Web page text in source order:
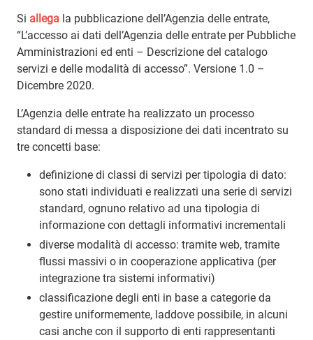
Si allega la pubblicazione dell’Agenzia delle entrate,
“L’accesso ai dati dell’Agenzia delle entrate per Pubbliche
Amministrazioni ed enti – Descrizione del catalogo
servizi e delle modalità di accesso”. Versione 1.0 –
Dicembre 2020.
L’Agenzia delle entrate ha realizzato un processo
standard di messa a disposizione dei dati incentrato su
tre concetti base:
definizione di classi di servizi per tipologia di dato:
sono stati individuati e realizzati una serie di servizi
standard, ognuno relativo ad una tipologia di
informazione con dettagli informativi incrementali
diverse modalità di accesso: tramite web, tramite
flussi massivi o in cooperazione applicativa (per
integrazione tra sistemi informativi)
classificazione degli enti in base a categorie da
gestire uniformemente, laddove possibile, in alcuni
casi anche con il supporto di enti rappresentanti